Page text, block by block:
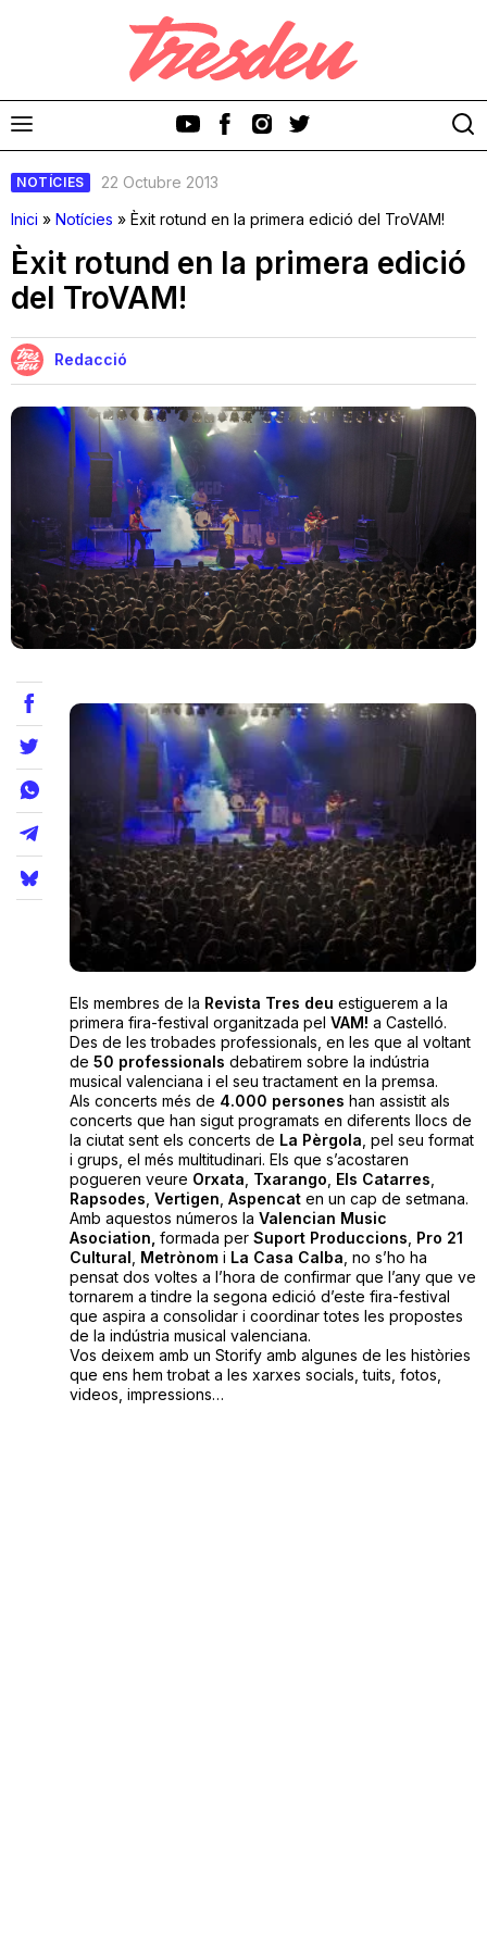
Cinema i Televisió
Festivals
Teatre
Internet
Opinió
Llibres
La Llista
Llocs
NOTÍCIES
22 Octubre 2013
Inici » Notícies » Èxit rotund en la primera edició del TroVAM!
Èxit rotund en la primera edició
del TroVAM!
Redacció
Els membres de la Revista Tres deu estiguerem a la
primera fira-festival organitzada pel VAM! a Castelló.
Des de les trobades professionals, en les que al voltant
de 50 professionals debatirem sobre la indústria
musical valenciana i el seu tractament en la premsa.
Als concerts més de 4.000 persones han assistit als
concerts que han sigut programats en diferents llocs de
la ciutat sent els concerts de La Pèrgola , pel seu format
i grups, el més multitudinari. Els que s’acostaren
pogueren veure Orxata Txarango Els Catarres
Rapsodes Vertigen Aspencaten un cap de setmana.
Amb aquestos números la Valencian Music
Asociation, formada per Suport Produccions Pro 21
Cultural Metrònomi La Casa Calba , no s’ho ha
pensat dos voltes a l’hora de confirmar que l’any que ve
tornarem a tindre la segona edició d’este fira-festival
que aspira a consolidar i coordinar totes les propostes
de la indústria musical valenciana.
Vos deixem amb un Storify amb algunes de les històries
que ens hem trobat a les xarxes socials, tuits, fotos,
videos, impressions…